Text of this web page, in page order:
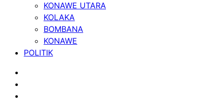
KONAWE UTARA
KOLAKA
BOMBANA
KONAWE
POLITIK